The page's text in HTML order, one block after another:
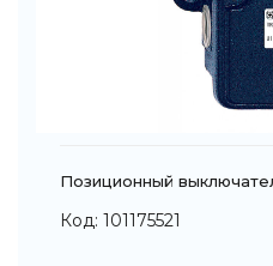
Позиционный
Код: 101175521